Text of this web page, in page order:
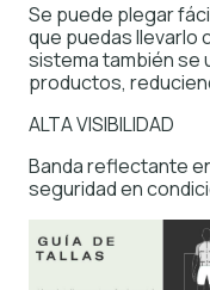
Se puede plegar
que puedas llevarlo
sistema también se
productos,
ALTA VISIBILIDAD
Banda reflectante
seguridad en